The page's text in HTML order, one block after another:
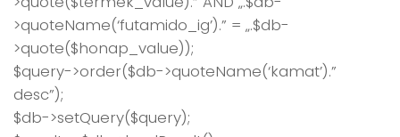
>quoteName(‘futamido_ig’).” = „.$db-
>quote($honap_value));
$query->order($db->quoteName(‘kamat’).”
desc”);
$db->setQuery($query);